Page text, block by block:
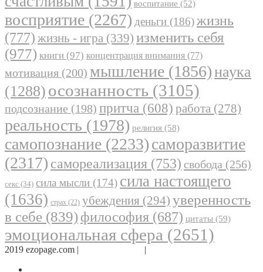
воспитание (52)
восприятие (2267) деньги (186)жизнь
(777) жизнь - игра (339) изменить себя
(977) книги (97) концентрация внимания (77)
мотивация (200) мышление (1856)наука
(1288) осознанность (3105)
подсознание (198) притча (608) работа (278)
реальность (1978) религия (58)
самопознание (2233)саморазвитие
(2317) самореализация (753) свобода (256)
секс (34) сила мысли (174) сила настоящего
(1636) страх (22) убеждения (294) уверенность
в себе (839) философия (687) цитаты (59)
эмоциональная сфера (2651)
2019 ezopage.com | |